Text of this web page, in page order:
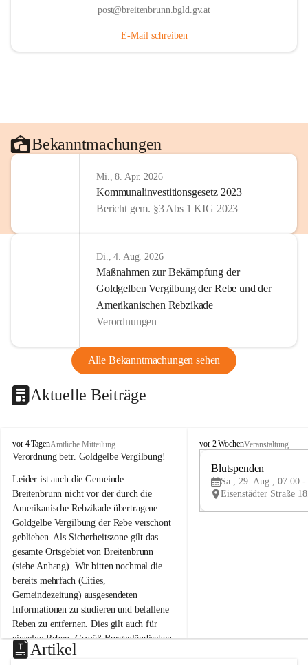
post@breitenbrunn.bgld.gv.at
E-Mail schreiben
Bekanntmachungen
Mi., 8. Apr. 2026
Kommunalinvestitionsgesetz 2023
Bericht gem. §3 Abs 1 KIG 2023
Di., 4. Aug. 2026
Maßnahmen zur Bekämpfung der
Goldgelben Vergilbung der Rebe und der
Amerikanischen Rebzikade
Verordnungen
Alle Bekanntmachungen sehen
Aktuelle Beiträge
B
r
i
t
e
n
b
r
u
n
n
a
m
N
e
u
s
vor 4 TagenAmtliche Mitteilung
Verordnung betr. Goldgelbe Vergilbung!
Leider ist auch die Gemeinde
Breitenbrunn nicht vor der durch die
Amerikanische Rebzikade übertragene
Goldgelbe Vergilbung der Rebe verschont
geblieben. Als Sicherheitszone gilt das
gesamte Ortsgebiet von Breitenbrunn
(siehe Anhang). Wir bitten nochmal die
bereits mehrfach (Cities,
Gemeindezeitung) ausgesendeten
Informationen zu studieren und befallene
Reben zu entfernen. Dies gilt auch für
einzelne Reben. Gemäß Burgenländischen
Weinbaugesetz sind nicht gepflegte oder
B
e
u
vor 2 WochenVeranstaltung
Blutspenden
Sa., 29. Aug., 07:00 -
Artikel